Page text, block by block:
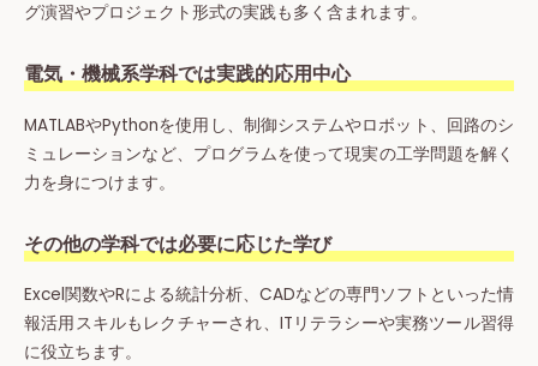
グ演習やプロジェクト形式の実践も多く含まれます。
電気・機械系学科では実践的応用中心
MATLABやPythonを使用し、制御システムやロボット、回路のシ
ミュレーションなど、プログラムを使って現実の工学問題を解く
力を身につけます。
その他の学科では必要に応じた学び
Excel関数やRによる統計分析、CADなどの専門ソフトといった情
報活用スキルもレクチャーされ、ITリテラシーや実務ツール習得
に役立ちます。